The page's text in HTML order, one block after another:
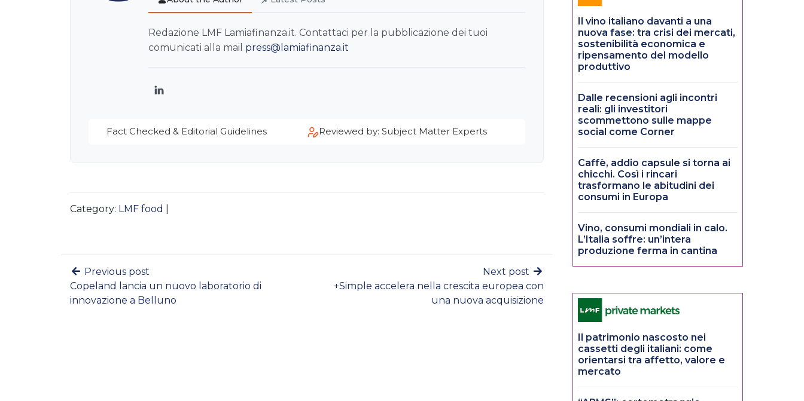
Redazione LMF Lamiafinanza.it. Contattaci per la pubblicazione dei tuoi
comunicati alla mail press@lamiafinanza.it
LinkedIn
Fact Checked & Editorial Guidelines Reviewed by: Subject Matter Experts
Category: LMF food
Previous post
Copeland lancia un nuovo laboratorio di
innovazione a Belluno
Next post
+Simple accelera nella crescita europea con
una nuova acquisizione
Il vino italiano davanti a una
nuova fase: tra crisi dei mercati,
sostenibilità economica e
ripensamento del modello
produttivo
Dalle recensioni agli incontri
reali: gli investitori
scommettono sulle mappe
social come Corner
Caffè, addio capsule si torna ai
chicchi. Così i rincari
trasformano le abitudini dei
consumi in Europa
Vino, consumi mondiali in calo.
L’Italia soffre: un’intera
produzione ferma in cantina
Il patrimonio nascosto nei
cassetti degli italiani: come
orientarsi tra affetto, valore e
mercato